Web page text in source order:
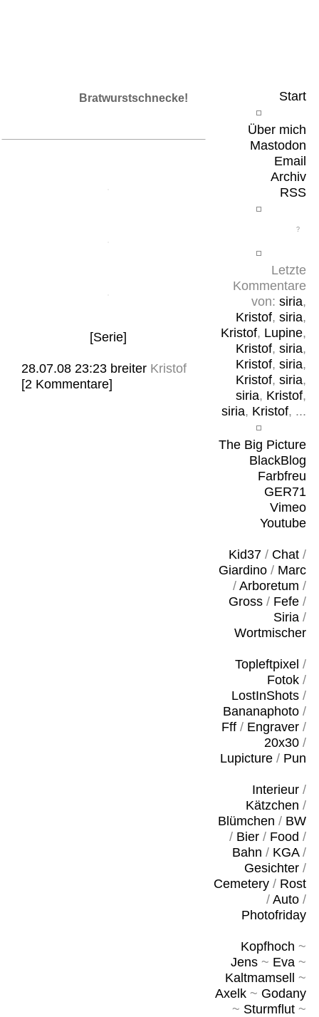
Start
Über mich
Mastodon
Email
Archiv
RSS
Letzte
Kommentare
von: siria,
Kristof, siria,
Kristof, Lupine,
Kristof, siria,
Kristof, siria,
Kristof, siria,
siria, Kristof,
siria, Kristof, ...
The Big Picture
BlackBlog
Farbfreu
GER71
Vimeo
Youtube
Kid37/ Chat/
Giardino/ Marc
/ Arboretum /
Gross/ Fefe/
Siria/
Wortmischer
Topleftpixel /
Fotok/
LostInShots/
Bananaphoto/
Fff/ Engraver/
20x30/
Lupicture/ Pun
Interieur/
Kätzchen /
Blümchen / BW
/ Bier/ Food /
Bahn / KGA/
Gesichter/
Cemetery/ Rost
/ Auto/
Photofriday
Kopfhoch ~
Jens~ Eva~
Kaltmamsell
~
Axelk~ Godany
~ Sturmflut~
Bratwurstschnecke!
[Serie]
28.07.08 23:23 breiter Kristof
[2 Kommentare]